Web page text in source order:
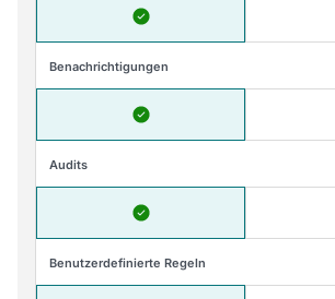
Benachrichtigungen
Audits
Benutzerdefinierte Regeln